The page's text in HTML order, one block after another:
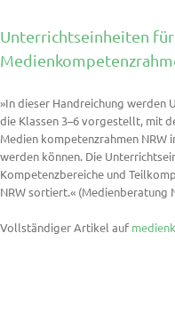
Unterrichtseinheiten
»In dieser Handreichung werden
die Klassen 3–6 vorgestellt, mit
Medien kompetenzrahmen
werden können. Die
Kompetenzbereiche und
NRW sortiert.« (Medienberatung
Vollständiger Artikel auf